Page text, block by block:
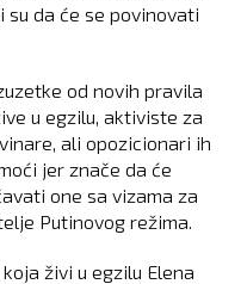
su da će se povinovati
od novih pravila
u egzilu, aktiviste za
ali opozicionari ih
jer znače da će
one sa vizama za
Putinovog režima.
živi u egzilu Elena